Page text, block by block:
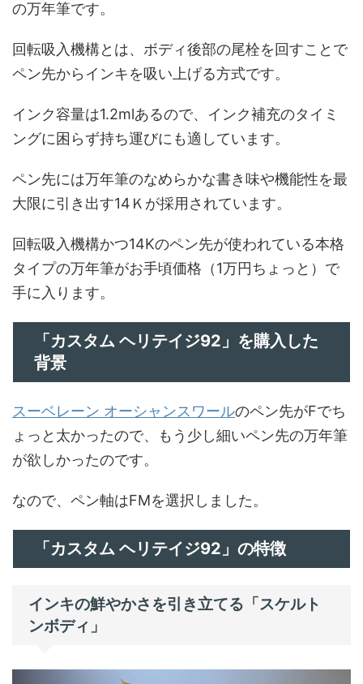
の万年筆です。
回転吸入機構とは、ボディ後部の尾栓を回すことで
ペン先からインキを吸い上げる方式です。
インク容量は1.2mlあるので、インク補充のタイミ
ングに困らず持ち運びにも適しています。
ペン先には万年筆のなめらかな書き味や機能性を最
大限に引き出す14Ｋが採用されています。
回転吸入機構かつ14Kのペン先が使われている本格
タイプの万年筆がお手頃価格（1万円ちょっと）で
手に入ります。
「カスタム ヘリテイジ92」を購入した
背景
スーベレーン オーシャンスワールのペン先がFでち
ょっと太かったので、もう少し細いペン先の万年筆
が欲しかったのです。
なので、ペン軸はFMを選択しました。
「カスタム ヘリテイジ92」の特徴
インキの鮮やかさを引き立てる「スケルト
ンボディ」